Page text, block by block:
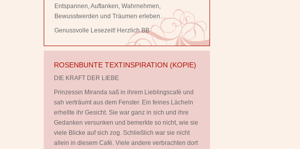
Entspannen, Auftanken, Wahrnehmen,
Bewusstwerden und Träumen erleben…
Genussvolle Lesezeit! Herzlich BB
ROSENBUNTE TEXTINSPIRATION (KOPIE)
DIE KRAFT DER LIEBE
Prinzessin Miranda saß in ihrem Lieblingscafè und
sah verträumt aus dem Fenster. Ein feines Lächeln
erhellte ihr Gesicht. Sie war ganz in sich und ihre
Gedanken versunken und bemerkte so nicht, wie sie
viele Blicke auf sich zog. Schließlich war sie nicht
allein in diesem Cafè. Viele andere verbrachten dort